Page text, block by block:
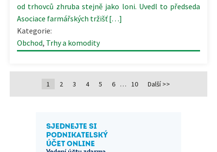
od trhovců zhruba stejně jako loni. Uvedl to předseda
Asociace farmářských tržišť […]
Kategorie:
Obchod, Trhy a komodity
1 2 3 4 5 6 … 10 Další >>